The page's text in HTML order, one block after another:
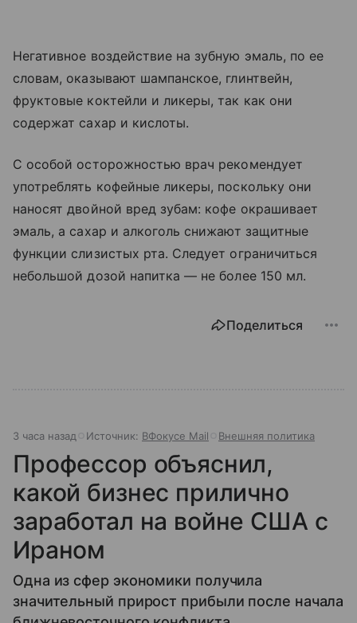
Негативное воздействие на зубную эмаль, по ее
словам, оказывают шампанское, глинтвейн,
фруктовые коктейли и ликеры, так как они
содержат сахар и кислоты.
С особой осторожностью врач рекомендует
употреблять кофейные ликеры, поскольку они
наносят двойной вред зубам: кофе окрашивает
эмаль, а сахар и алкоголь снижают защитные
функции слизистых рта. Следует ограничиться
небольшой дозой напитка — не более 150 мл.
Поделиться
3 часа назад Источник: ВФокусе Mail Внешняя политика
Профессор объяснил,
какой бизнес прилично
заработал на войне США с
Ираном
Одна из сфер экономики получила
значительный прирост прибыли после начала